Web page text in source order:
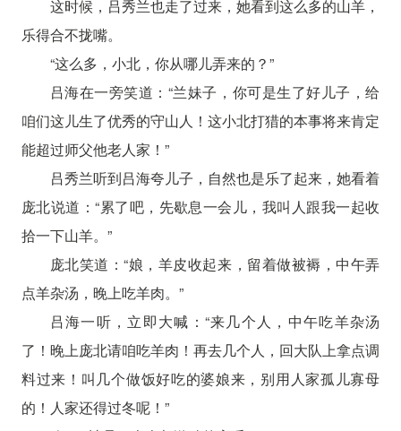
这时候，吕秀兰也走了过来，她看到这么多的山羊，
乐得合不拢嘴。
“这么多，小北，你从哪儿弄来的？”
吕海在一旁笑道：“兰妹子，你可是生了好儿子，给
咱们这儿生了优秀的守山人！这小北打猎的本事将来肯定
能超过师父他老人家！”
吕秀兰听到吕海夸儿子，自然也是乐了起来，她看着
庞北说道：“累了吧，先歇息一会儿，我叫人跟我一起收
拾一下山羊。”
庞北笑道：“娘，羊皮收起来，留着做被褥，中午弄
点羊杂汤，晚上吃羊肉。”
吕海一听，立即大喊：“来几个人，中午吃羊杂汤
了！晚上庞北请咱吃羊肉！再去几个人，回大队上拿点调
料过来！叫几个做饭好吃的婆娘来，别用人家孤儿寡母
的！人家还得过冬呢！”